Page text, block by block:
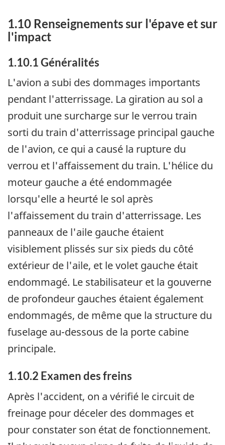
1.10 Renseignements sur l'épave et sur
l'impact
1.10.1 Généralités
L'avion a subi des dommages importants
pendant l'atterrissage. La giration au sol a
produit une surcharge sur le verrou train
sorti du train d'atterrissage principal gauche
de l'avion, ce qui a causé la rupture du
verrou et l'affaissement du train. L'hélice du
moteur gauche a été endommagée
lorsqu'elle a heurté le sol après
l'affaissement du train d'atterrissage. Les
panneaux de l'aile gauche étaient
visiblement plissés sur six pieds du côté
extérieur de l'aile, et le volet gauche était
endommagé. Le stabilisateur et la gouverne
de profondeur gauches étaient également
endommagés, de même que la structure du
fuselage au-dessous de la porte cabine
principale.
1.10.2 Examen des freins
Après l'accident, on a vérifié le circuit de
freinage pour déceler des dommages et
pour constater son état de fonctionnement.